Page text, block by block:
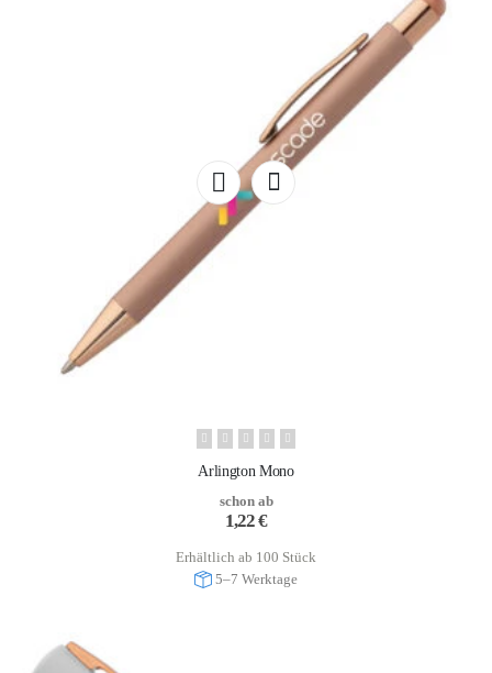
Arlington Mono
schon ab
1,22€
Erhältlich ab 100 Stück
5–7 Werktage